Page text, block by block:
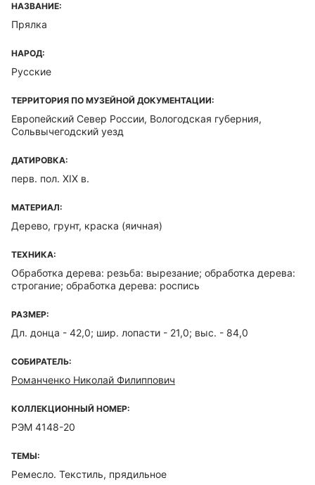
НАЗВАНИЕ:
Прялка
НАРОД:
Русские
ТЕРРИТОРИЯ ПО МУЗЕЙНОЙ ДОКУМЕНТАЦИИ:
Европейский Север России, Вологодская губерния,
Сольвычегодский уезд
ДАТИРОВКА:
перв. пол. XIX в.
МАТЕРИАЛ:
Дерево, грунт, краска (яичная)
ТЕХНИКА:
Обработка дерева: резьба: вырезание; обработка дерева:
строгание; обработка дерева: роспись
РАЗМЕР:
Дл. донца - 42,0; шир. лопасти - 21,0; выс. - 84,0
СОБИРАТЕЛЬ:
Романченко Николай Филиппович
КОЛЛЕКЦИОННЫЙ НОМЕР:
РЭМ 4148-20
ТЕМЫ:
Ремесло. Текстиль, прядильное